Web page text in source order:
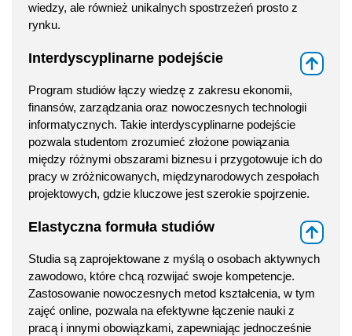
wiedzy, ale również unikalnych spostrzeżeń prosto z
rynku.
Interdyscyplinarne podejście
Program studiów łączy wiedzę z zakresu ekonomii,
finansów, zarządzania oraz nowoczesnych technologii
informatycznych. Takie interdyscyplinarne podejście
pozwala studentom zrozumieć złożone powiązania
między różnymi obszarami biznesu i przygotowuje ich do
pracy w zróżnicowanych, międzynarodowych zespołach
projektowych, gdzie kluczowe jest szerokie spojrzenie.
Elastyczna formuła studiów
Studia są zaprojektowane z myślą o osobach aktywnych
zawodowo, które chcą rozwijać swoje kompetencje.
Zastosowanie nowoczesnych metod kształcenia, w tym
zajęć online, pozwala na efektywne łączenie nauki z
pracą i innymi obowiązkami, zapewniając jednocześnie